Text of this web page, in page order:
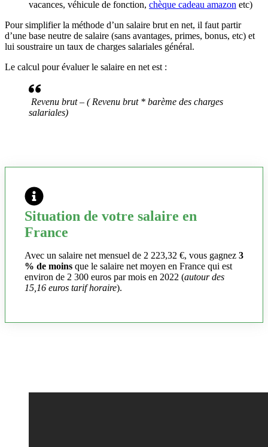
vacances, véhicule de fonction, chèque cadeau amazon etc)
Pour simplifier la méthode d’un salaire brut en net, il faut partir
d’une base neutre de salaire (sans avantages, primes, bonus, etc) et
lui soustraire un taux de charges salariales général.
Le calcul pour évaluer le salaire en net est :
Revenu brut – ( Revenu brut * barème des charges
salariales)
Situation de votre salaire en
France
Avec un salaire net mensuel de 2 223,32 €, vous gagnez 3
% de moins que le salaire net moyen en France qui est
environ de 2 300 euros par mois en 2022 (autour des
15,16 euros tarif horaire).